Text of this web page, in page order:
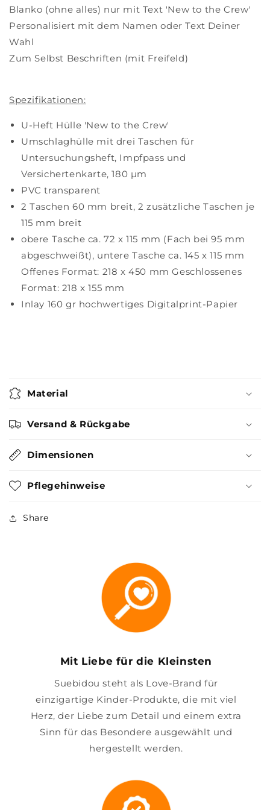
Blanko (ohne alles) nur mit Text 'New to the Crew'
Personalisiert mit dem Namen oder Text Deiner
Wahl
Zum Selbst Beschriften (mit Freifeld)
Spezifikationen:
U-Heft Hülle 'New to the Crew'
Umschlaghülle mit drei Taschen für
Untersuchungsheft, Impfpass und
Versichertenkarte, 180 µm
PVC transparent
2 Taschen 60 mm breit, 2 zusätzliche Taschen je
115 mm breit
obere Tasche ca. 72 x 115 mm (Fach bei 95 mm
abgeschweißt), untere Tasche ca. 145 x 115 mm
Offenes Format: 218 x 450 mm Geschlossenes
Format: 218 x 155 mm
Inlay 160 gr hochwertiges Digitalprint-Papier
Material
Versand & Rückgabe
Dimensionen
Pflegehinweise
Share
Mit Liebe für die Kleinsten
Suebidou steht als Love-Brand für
einzigartige Kinder-Produkte, die mit viel
Herz, der Liebe zum Detail und einem extra
Sinn für das Besondere ausgewählt und
hergestellt werden.